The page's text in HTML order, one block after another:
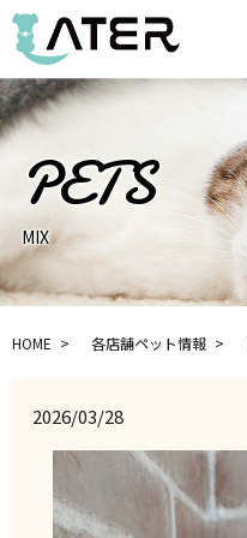
MIX
HOME 各店舗ペット情報
2026/03/28